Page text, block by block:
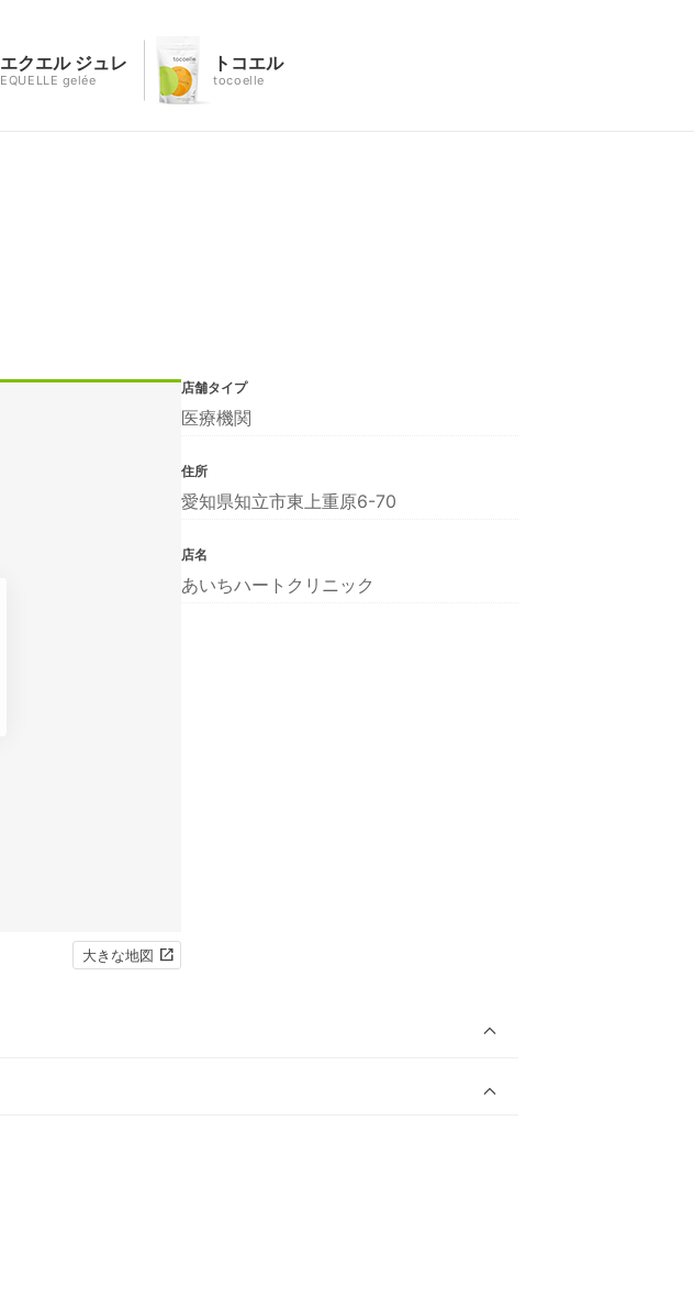
エクエル ジュレ
EQUELLE gelée
トコエル
tocoelle
大きな地図
店舗タイプ
医療機関
住所
愛知県知立市東上重原6-70
店名
あいちハートクリニック